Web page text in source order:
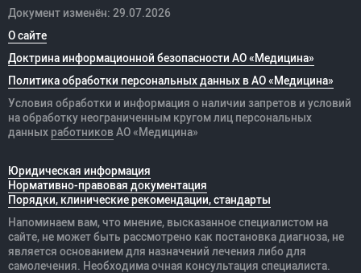
Документ изменён: 29.07.2026
О сайте
Доктрина информационной безопасности АО «Медицина»
Политика обработки персональных данных в АО «Медицина»
Условия обработки и информация о наличии запретов и условий
на обработку неограниченным кругом лиц персональных
данных работников АО «Медицина»
Юридическая информация
Нормативно-правовая документация
Порядки, клинические рекомендации, стандарты
Напоминаем вам, что мнение, высказанное специалистом на
сайте, не может быть рассмотрено как постановка диагноза, не
является основанием для назначений лечения либо для
самолечения. Необходима очная консультация специалиста.